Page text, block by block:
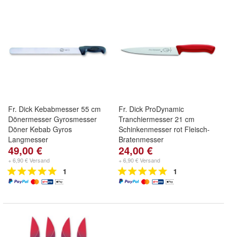
Fr. Dick Kebabmesser 55 cm
Dönermesser Gyrosmesser
Döner Kebab Gyros
Langmesser
49,00 €
+ 6,90 € Versand
1
Fr. Dick ProDynamic
Tranchiermesser 21 cm
Schinkenmesser rot Fleisch-
Bratenmesser
24,00 €
+ 6,90 € Versand
1